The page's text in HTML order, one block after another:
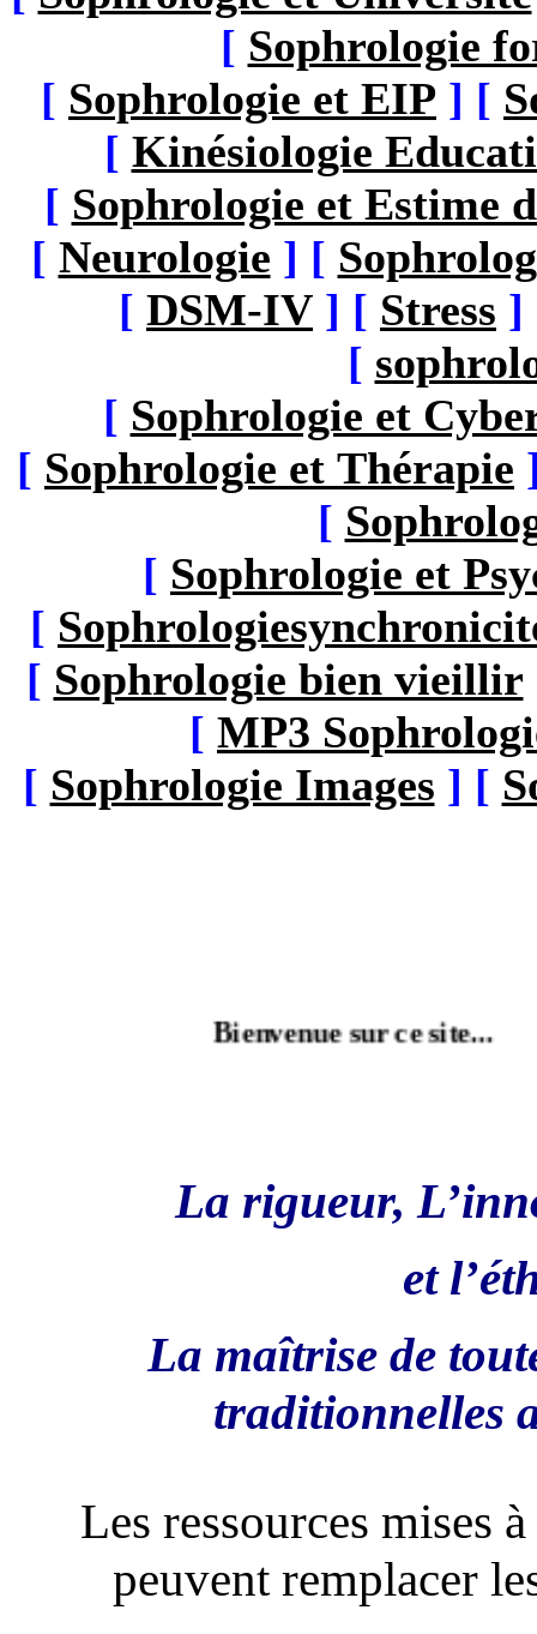
[ Sophrologie
[ Sophrologie et EIP ] [
[ Kinésiologie
[ Sophrologie et Estime
[ Neurologie ] [
[ DSM-IV ] [ Stress ]
[
[ Sophrologie et
[ Sophrologie et Thérapie
[
[ Sophrologie et
[
[ Sophrologie bien vieillir
[ MP3
[ Sophrologie Images ] [
Bienvenue sur ce site...
La rigueur,
et
La maîtrise de
traditionnelles
Les ressources mises
peuvent remplacer